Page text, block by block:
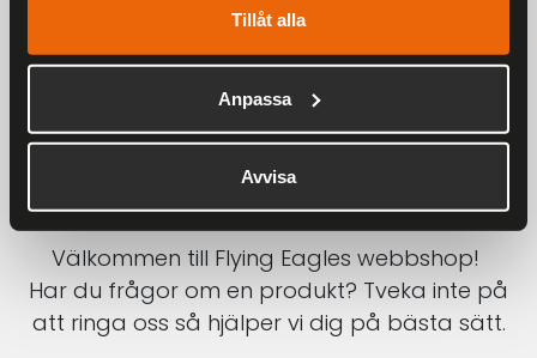
Tillåt alla
Anpassa
Avvisa
Välkommen till Flying Eagles webbshop!
Har du frågor om en produkt? Tveka inte på
att ringa oss så hjälper vi dig på bästa sätt.